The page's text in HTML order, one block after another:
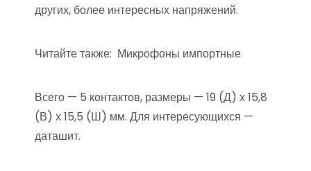
других, более интересных напряжений.
Читайте также: Микрофоны импортные
Всего — 5 контактов, размеры — 19 (Д) х 15,8
(В) х 15,5 (Ш) мм. Для интересующихся —
даташит.